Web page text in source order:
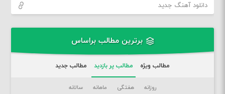
دانلود آهنگ جدید
برترین مطالب براساس
مطالب ویژه مطالب پر بازدید مطالب جدید
روزانه هفتگی ماهانه سالانه